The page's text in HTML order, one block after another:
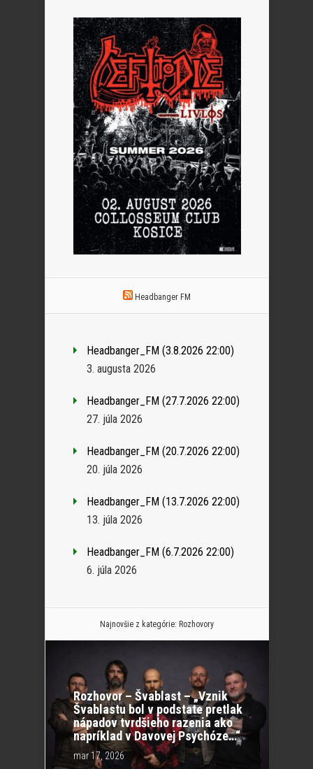
Headbanger FM
Headbanger_FM (3.8.2026 22:00)
3. augusta 2026
Headbanger_FM (27.7.2026 22:00)
27. júla 2026
Headbanger_FM (20.7.2026 22:00)
20. júla 2026
Headbanger_FM (13.7.2026 22:00)
13. júla 2026
Headbanger_FM (6.7.2026 22:00)
6. júla 2026
Najnovšie z kategórie: Rozhovory
Rozhovor – Švablast – „Vznik
Švablastu bol v podstate pretlak
nápadov tvrdšieho razenia ako
napríklad v Davovej Psychóze…“
mar 17, 2026